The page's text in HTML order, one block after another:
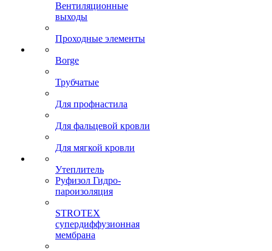
Вентиляционные
выходы
Проходные элементы
Borge
Трубчатые
Для профнастила
Для фальцевой кровли
Для мягкой кровли
Утеплитель
Руфизол Гидро-
пароизоляция
STROTEX
супердиффузионная
мембрана